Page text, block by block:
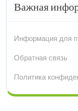
Важная
Информация для
Обратная связь
Политика